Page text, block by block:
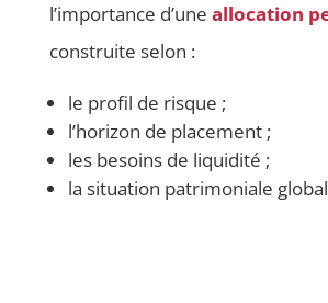
l’importance d’une allocation
construite selon :
le profil de risque ;
l’horizon de placement ;
les besoins de liquidité ;
la situation patrimoniale